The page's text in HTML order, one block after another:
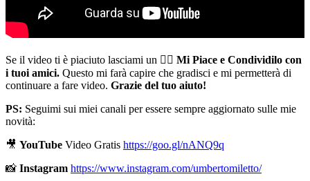
Se il video ti è piaciuto lasciami un 👍🏻 Mi Piace e Condividilo con
i tuoi amici. Questo mi farà capire che gradisci e mi permetterà di
continuare a fare video. Grazie del tuo aiuto!
PS: Seguimi sui miei canali per essere sempre aggiornato sulle mie
novità:
🎥 YouTube Video Gratis https://goo.gl/nANQ9q
📸 Instagram https://www.instagram.com/umbertomiletto/